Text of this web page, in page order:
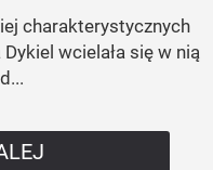
charakterystycznych
wcielała się w nią